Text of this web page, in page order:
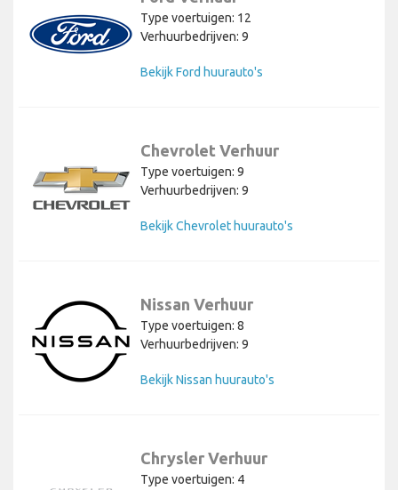
Type voertuigen: 12
Verhuurbedrijven: 9
Bekijk Ford huurauto's
Chevrolet Verhuur
Type voertuigen: 9
Verhuurbedrijven: 9
Bekijk Chevrolet huurauto's
Nissan Verhuur
Type voertuigen: 8
Verhuurbedrijven: 9
Bekijk Nissan huurauto's
Chrysler Verhuur
Type voertuigen: 4